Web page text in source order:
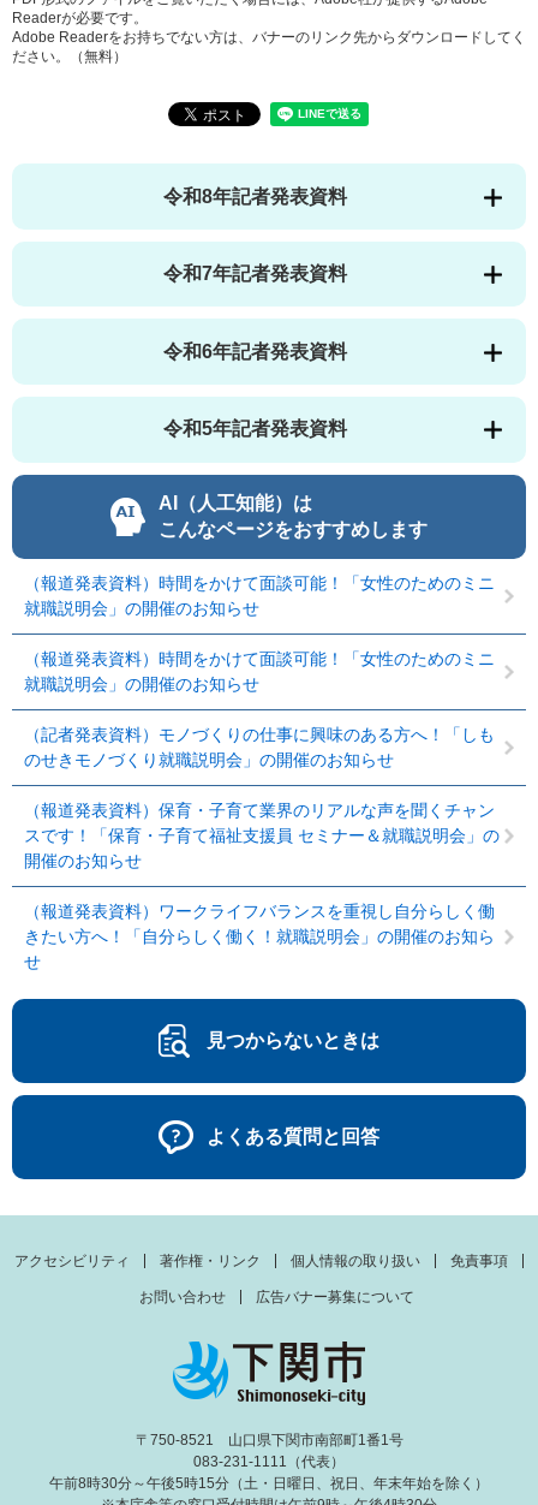
Readerが必要です。
Adobe Readerをお持ちでない方は、バナーのリンク先からダウンロードしてく
ださい。（無料）
令和8年記者発表資料
令和7年記者発表資料
令和6年記者発表資料
令和5年記者発表資料
AI（人工知能）は
こんなページをおすすめします
（報道発表資料）時間をかけて面談可能！「女性のためのミニ
就職説明会」の開催のお知らせ
（報道発表資料）時間をかけて面談可能！「女性のためのミニ
就職説明会」の開催のお知らせ
（記者発表資料）モノづくりの仕事に興味のある方へ！「しも
のせきモノづくり就職説明会」の開催のお知らせ
（報道発表資料）保育・子育て業界のリアルな声を聞くチャン
スです！「保育・子育て福祉支援員 セミナー＆就職説明会」の
開催のお知らせ
（報道発表資料）ワークライフバランスを重視し自分らしく働
きたい方へ！「自分らしく働く！就職説明会」の開催のお知ら
せ
見つからないときは
よくある質問と回答
アクセシビリティ 著作権・リンク 個人情報の取り扱い 免責事項
お問い合わせ 広告バナー募集について
〒750-8521 山口県下関市南部町1番1号
083-231-1111（代表）
午前8時30分～午後5時15分（土・日曜日、祝日、年末年始を除く）